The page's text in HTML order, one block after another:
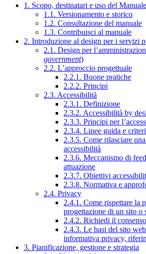
1. Scopo, destinatari e uso del
1.1. Versionamento e storico
1.2. Consultazione del manuale
1.3. Contribuisci al manuale
2. Introduzione al design per i servizi
2.1. Design per
government)
2.2. L’approccio progettuale
2.2.1. Buone pratiche
2.2.2. Principi
2.3. Accessibilità
2.3.1. Definizione
2.3.2. Accessibilità by
2.3.3. Principi per
2.3.4. Linee guida e
2.3.5. Come rilasciare
accessibilità
2.3.6. Meccanismo di
attuazione
2.3.7. Obiettivi
2.3.8. Normativa e
2.4. Privacy
2.4.1. Come rispettare la
progettazione di un sito o
2.4.2. Richiedi il
2.4.3. Le basi del sito
informativa privacy,
3. Pianificazione, gestione e strategia